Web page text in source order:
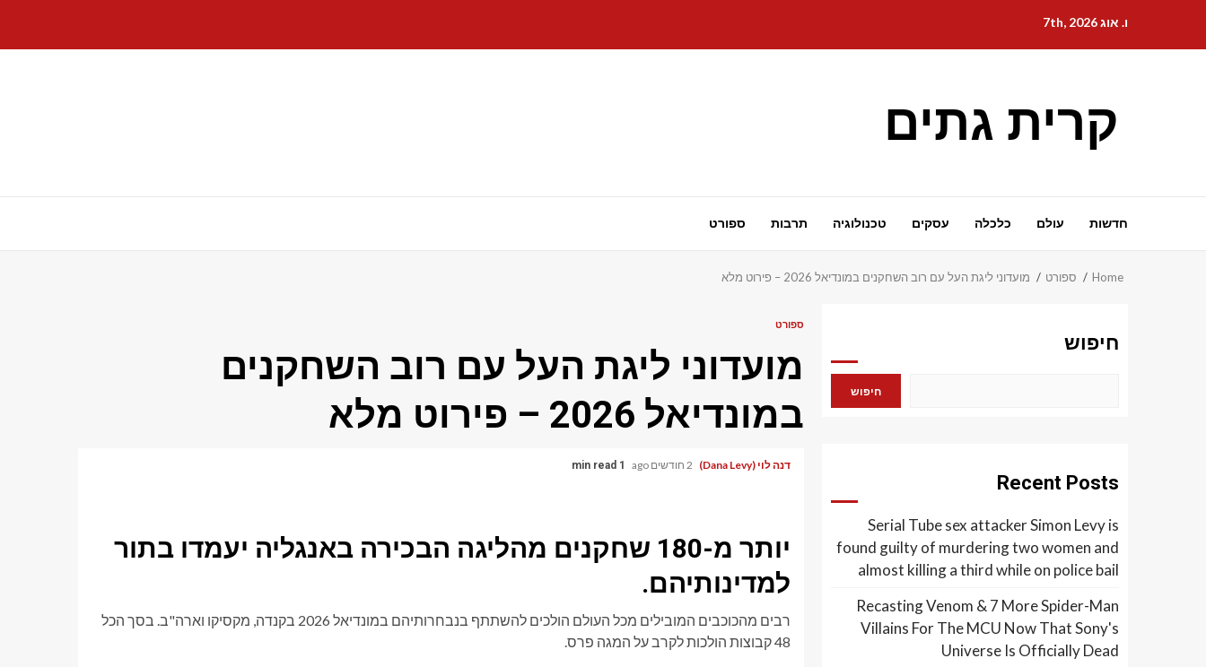
content
ו. אוג 7th, 2026
קרית גתים
חדשות עולם כלכלה עסקים טכנולוגיה תרבות ספורט
Home ספורט מועדוני ליגת העל עם רוב השחקנים במונדיאל 2026 – פירוט מלא
ספורט
מועדוני ליגת העל עם רוב השחקנים
במונדיאל 2026 – פירוט מלא
דנה לוי (Dana Levy) 2 חודשים ago 1 min read
יותר מ-180 שחקנים מהליגה הבכירה באנגליה יעמדו בתור
למדינותיהם.
רבים מהכוכבים המובילים מכל העולם הולכים להשתתף בנבחרותיהם במונדיאל 2026 בקנדה, מקסיקו וארה"ב. בסך הכל
48 קבוצות הולכות לקרב על המגה פרס.
חיפוש
חיפוש
Recent Posts
Serial Tube sex attacker Simon Levy is
found guilty of murdering two women and
almost killing a third while on police bail
Recasting Venom & 7 More Spider-Man
Villains For The MCU Now That Sony's
Universe Is Officially Dead